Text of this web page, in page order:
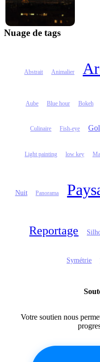
Nuage de tags
Abstrait Animalier
Aube Blue hour Bokeh
Culinaire Fish-eye
Light painting low key
Nuit Panorama
Reportage
Symétrie
Votre soutien nous